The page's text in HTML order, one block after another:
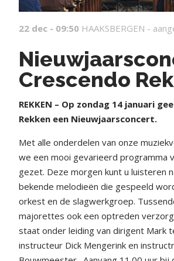
22 dec - 09:50 HAAKSBERGEN -
Crescendo
REKKEN – Op zondag 14 januari
Rekken een Nieuwjaarsconcert.
Met alle onderdelen van onze
we een mooi gevarieerd programma
gezet. Deze morgen kunt u luisteren
bekende melodieën die gespeeld
orkest en de slagwerkgroep.
majorettes ook een optreden
staat onder leiding van dirigent Mark
instructeur Dick Mengerink en